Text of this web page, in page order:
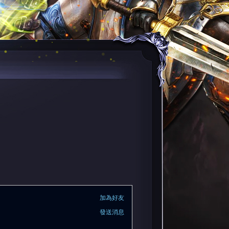
加為好友
發送消息